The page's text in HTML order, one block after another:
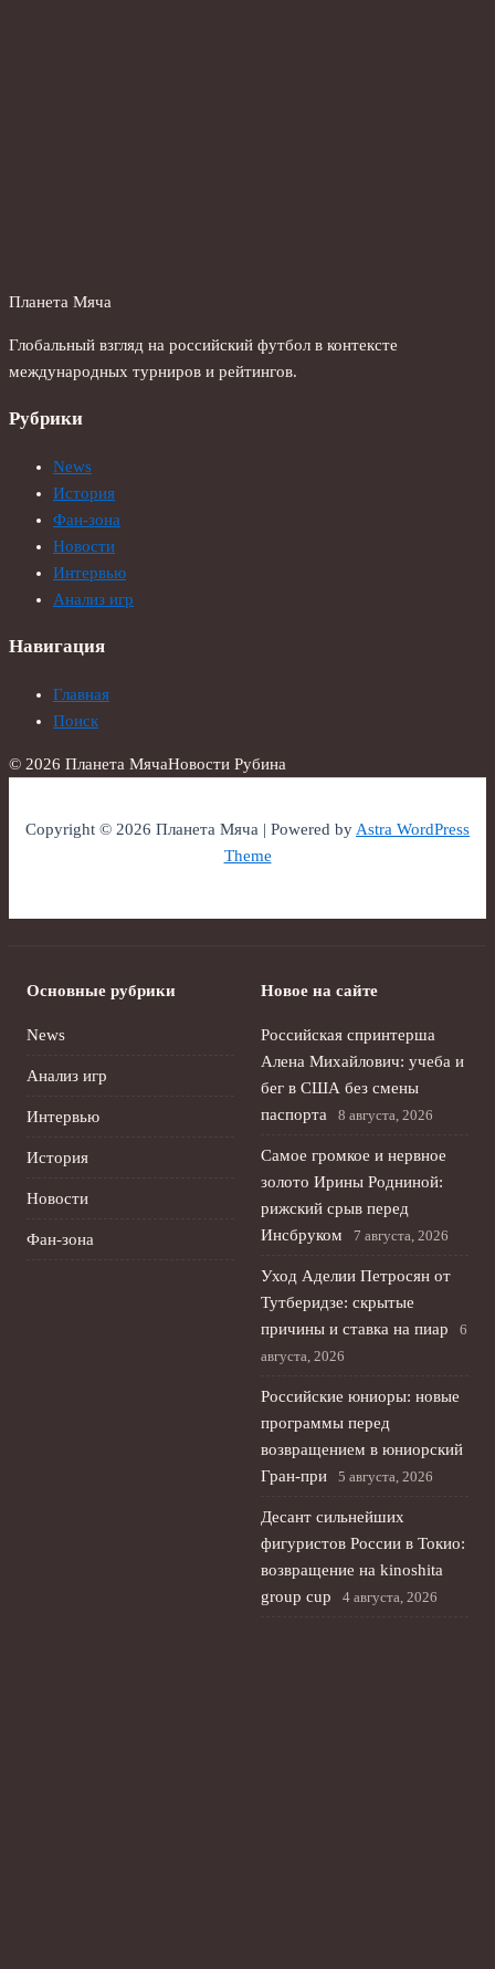
Планета Мяча
Глобальный взгляд на российский футбол в контексте
международных турниров и рейтингов.
Рубрики
News
История
Фан-зона
Новости
Интервью
Анализ игр
Навигация
Главная
Поиск
© 2026 Планета МячаНовости Рубина
Copyright © 2026 Планета Мяча | Powered byAstra WordPress
Theme
Основные рубрики
News
Анализ игр
Интервью
История
Новости
Фан-зона
Новое на сайте
Российская спринтерша
Алена Михайлович: учеба и
бег в США без смены
паспорта
8 августа, 2026
Самое громкое и нервное
золото Ирины Родниной:
рижский срыв перед
Инсбруком
7 августа, 2026
Уход Аделии Петросян от
Тутберидзе: скрытые
причины и ставка на пиар
6
августа, 2026
Российские юниоры: новые
программы перед
возвращением в юниорский
Гран-при
5 августа, 2026
Десант сильнейших
фигуристов России в Токио:
возвращение на kinoshita
group cup
4 августа, 2026